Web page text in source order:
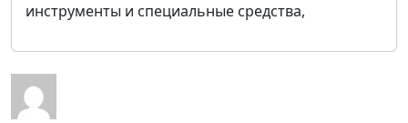
инструменты и специальные средства,